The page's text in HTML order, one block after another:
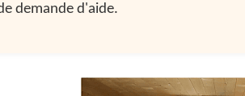
demande d'aide.